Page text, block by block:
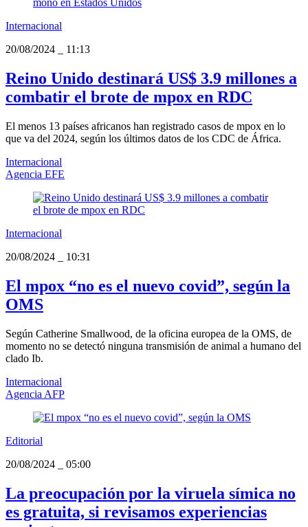
Internacional
20/08/2024
11:13
Reino Unido destinará US$ 3.9 millones a
combatir el brote de mpox en RDC
El menos 13 países africanos han registrado casos de mpox en lo
que va del 2024, según los últimos datos de los CDC de África.
Internacional
Agencia EFE
Internacional
20/08/2024
10:31
El mpox “no es el nuevo covid”, según la
OMS
Según Catherine Smallwood, de la oficina europea de la OMS, de
momento no se detectó ninguna transmisión de animal a humano del
clado Ib.
Internacional
Agencia AFP
Editorial
20/08/2024
05:00
La preocupación por la viruela símica no
es gratuita, si revisamos experiencias